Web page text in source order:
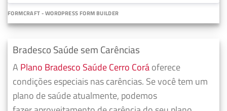
FORMCRAFT - WORDPRESS FORM BUILDER
Bradesco Saúde sem Carências
A Plano Bradesco Saúde Cerro Coráoferece
condições especiais nas carências. Se você tem um
plano de saúde atualmente, podemos